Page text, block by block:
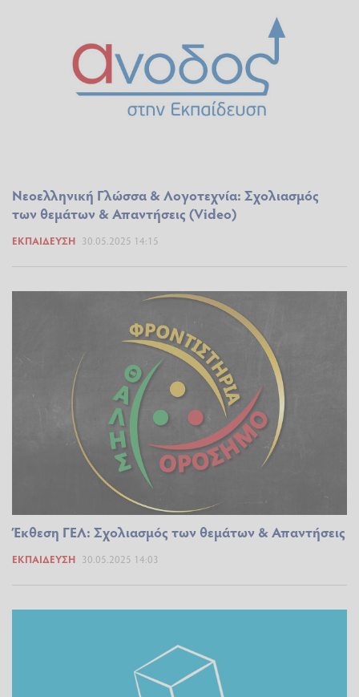
Νεοελληνική Γλώσσα & Λογοτεχνία: Σχολιασμός
των θεμάτων & Απαντήσεις (Video)
ΕΚΠΑΊΔΕΥΣΗ 30.05.2025 14:15
Έκθεση ΓΕΛ: Σχολιασμός των θεμάτων & Απαντήσεις
ΕΚΠΑΊΔΕΥΣΗ 30.05.2025 14:03